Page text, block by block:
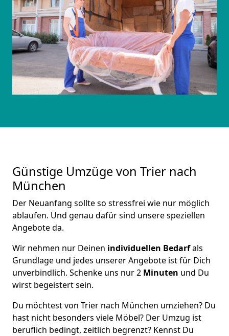
Günstige Umzüge von Trier nach
München
Der Neuanfang sollte so stressfrei wie nur möglich
ablaufen. Und genau dafür sind unsere speziellen
Angebote da.
Wir nehmen nur Deinen individuellen Bedarfals
Grundlage und jedes unserer Angebote ist für Dich
unverbindlich. Schenke uns nur 2 Minuten und Du
wirst begeistert sein.
Du möchtest von Trier nach München umziehen? Du
hast nicht besonders viele Möbel? Der Umzug ist
beruflich bedingt, zeitlich begrenzt? Kennst Du